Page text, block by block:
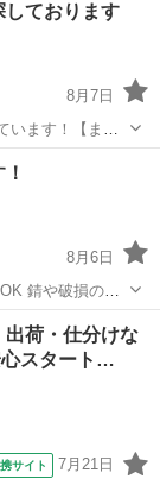
しております
8月7日
います！【まと
面（カードの裏
モンカードを
8月6日
合う方よろしくお願いします！
出荷・仕分けな
心スタート…
サイト 7月21日